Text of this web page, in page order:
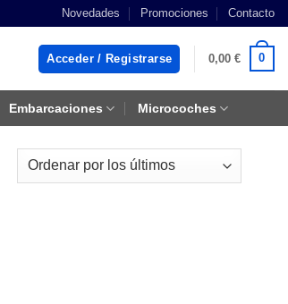
Novedades Promociones Contacto
Acceder / Registrarse 0,00 € 0
Embarcaciones Microcoches